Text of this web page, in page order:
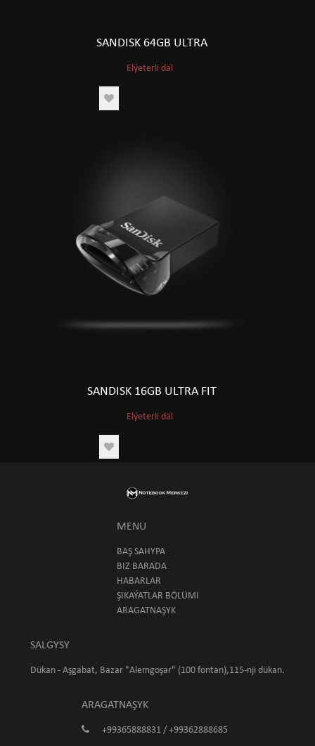
SANDISK 64GB ULTRA
Elýeterli däl
SANDISK 16GB ULTRA FIT
Elýeterli däl
MENU
BAŞ SAHYPA
BIZ BARADA
HABARLAR
ŞIKAÝATLAR BÖLÜMI
ARAGATNAŞYK
SALGYSY
Dükan - Aşgabat, Bazar "Alemgoşar" (100 fontan),115-nji dükan.
ARAGATNAŞYK
+99365888831 / +99362888685